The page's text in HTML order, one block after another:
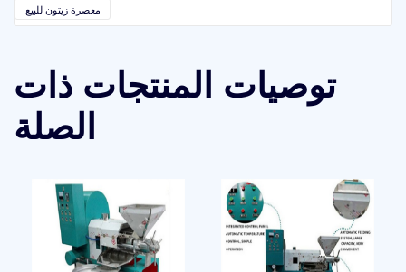
معصرة زيتون للبيع
توصيات المنتجات ذات
الصلة